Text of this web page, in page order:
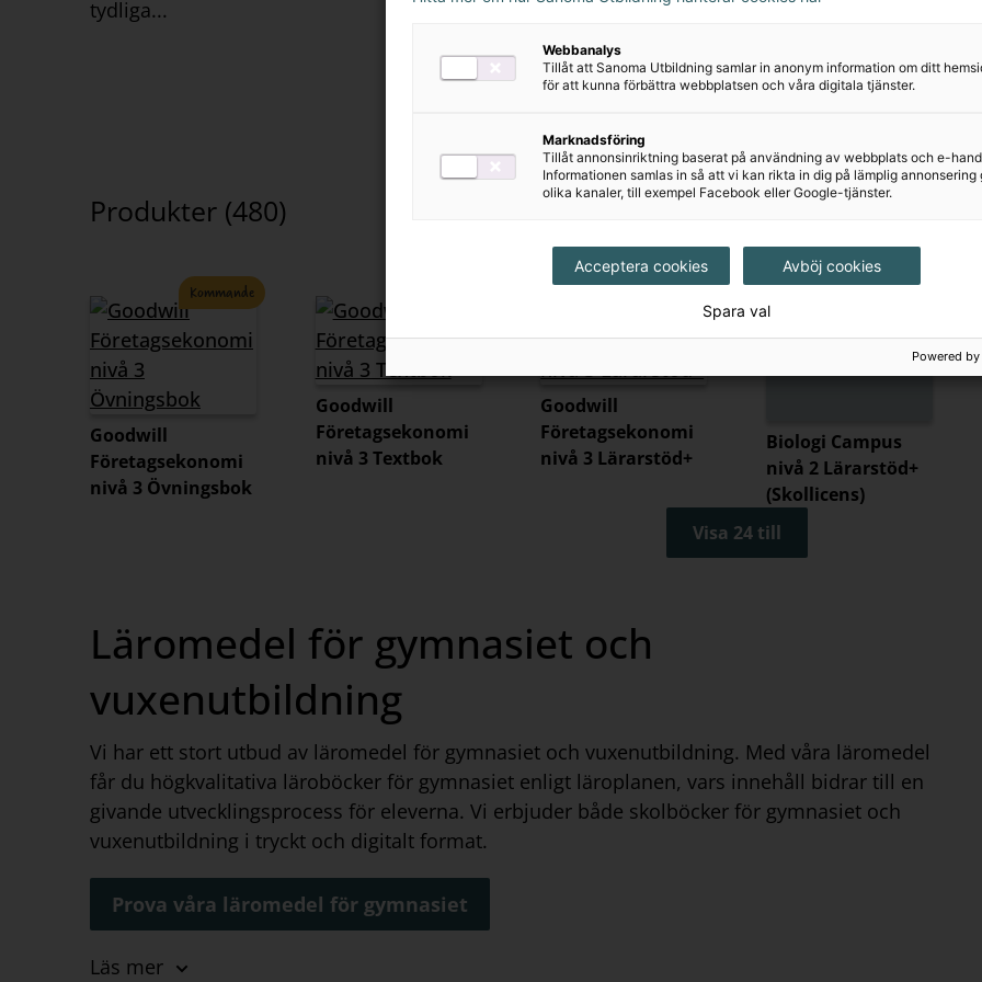
tydliga...
Visa 24 till
Produkter (480)
Kommande
Goodwill
Företagsekonomi
nivå 3 Övningsbok
Goodwill
Företagsekonomi
nivå 3 Textbok
Kommande
Goodwill
Företagsekonomi
nivå 3 Lärarstöd+
Kommande
Biologi Campus
nivå 2 Lärarstöd+
(Skollicens)
Visa 24 till
Läromedel för gymnasiet och
vuxenutbildning
Vi har ett stort utbud av läromedel för gymnasiet och vuxenutbildning. Med våra läromedel
får du högkvalitativa läroböcker för gymnasiet enligt läroplanen, vars innehåll bidrar till en
givande utvecklingsprocess för eleverna. Vi erbjuder både skolböcker för gymnasiet och
vuxenutbildning i tryckt och digitalt format.
Prova våra läromedel för gymnasiet
Läs mer
Webbanalys
Tillåt att Sanoma Utbildning samlar in anonym information om ditt
för att kunna förbättra webbplatsen och våra digitala tjänster.
Marknadsföring
Tillåt annonsinriktning baserat på användning av webbplats och e-
Informationen samlas in så att vi kan rikta in dig på lämplig annonsering
olika kanaler, till exempel Facebook eller Google-tjänster.
Acceptera cookies Avböj cookies
Spara val
Powered by